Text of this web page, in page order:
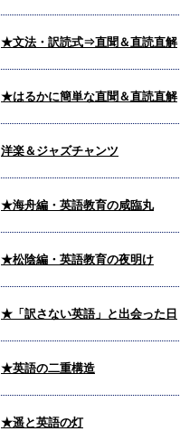
★文法・訳読式⇒直聞＆直読直解
法
★はるかに簡単な直聞＆直読直解
法
洋楽＆ジャズチャンツ
★海舟編・英語教育の咸臨丸
★松陰編・英語教育の夜明け
★「訳さない英語」と出会った日
★英語の二重構造
★遥と英語の灯